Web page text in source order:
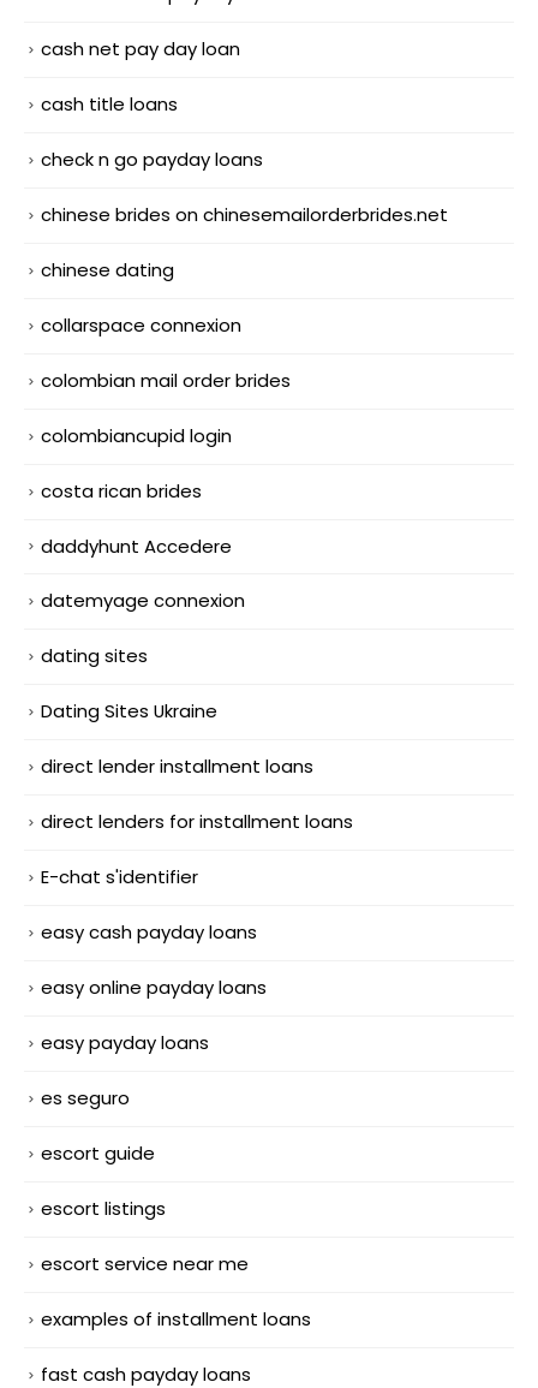
cash net pay day loan
cash title loans
check n go payday loans
chinese brides on chinesemailorderbrides.net
chinese dating
collarspace connexion
colombian mail order brides
colombiancupid login
costa rican brides
daddyhunt Accedere
datemyage connexion
dating sites
Dating Sites Ukraine
direct lender installment loans
direct lenders for installment loans
E-chat s'identifier
easy cash payday loans
easy online payday loans
easy payday loans
es seguro
escort guide
escort listings
escort service near me
examples of installment loans
fast cash payday loans